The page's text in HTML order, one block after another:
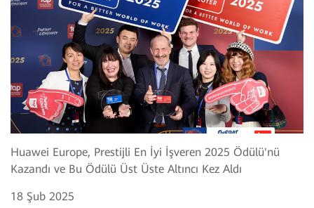
Huawei Europe, Prestijli En İyi İşveren 2025 Ödülü'nü
Kazandı ve Bu Ödülü Üst Üste Altıncı Kez Aldı
18 Şub 2025